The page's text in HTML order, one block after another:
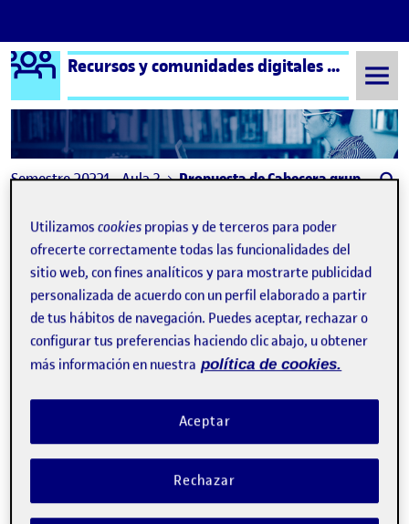
Saltar al contenido
Logo Ágora Recursos y comunidades digitales aula 3
Semestre 20221 - Aula 3 Propuesta de Cabecera grupo 8
Navegación de entradas
Anterior : ActiUOC 2. Nos organizamos y estructuramos el
Siguiente
Publicado porPropuesta de Cabecera grupo
Publicado por
Valentina Bottaro Suarez
Visibilidad:
Pública-Fecha de publicación
17 Nov 202217 noviembre, 2022 1:57 pm
-comentarioen Propuesta de Cabecera grupo 8
Buenos días a todos/as!
Procedo a transmitir la idea que como propuesta para la
imagen de portada del grupo 8 que trabaja sobre
libre y movimiento maker.
Para llegar a esta, he buscado en Pinterest todas las
imágenes que mejor creí que representaban el concepto.
Utilizamoscookies propias y de terceros para poder
ofrecerte correctamente todas las funcionalidades del
sitio web, con fines analíticos y para mostrarte publicidad
personalizada de acuerdo con un perfil elaborado a partir
de tus hábitos de navegación. Puedes aceptar, rechazar o
configurar tus preferencias haciendo clic abajo, u obtener
más información en nuestra política de cookies.
Rechazar
Aceptar